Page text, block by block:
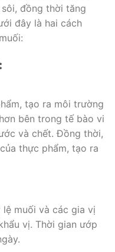
đồng thời tăng
đây là hai cách
tạo ra môi trường
bên trong tế bào vi
và chết. Đồng thời,
thực phẩm, tạo ra
muối và các gia vị
vị. Thời gian ướp